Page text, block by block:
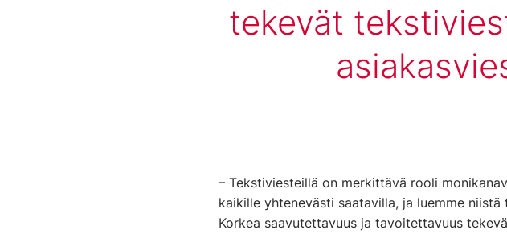
tekevät
– Tekstiviesteillä on merkittävä rooli
kaikille yhtenevästi saatavilla, ja luemme
Korkea saavutettavuus ja tavoitettavuus